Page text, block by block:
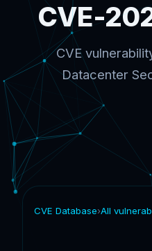
CVE-
CVE
Datacenter
CVE Database›All